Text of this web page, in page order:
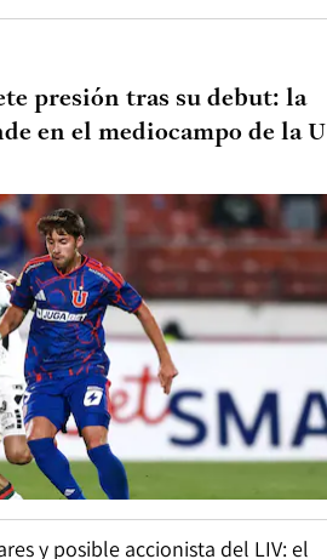
presión tras su debut: la
en el mediocampo de la U
y posible accionista del LIV: el